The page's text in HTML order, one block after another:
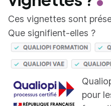
Ces vignettes sont
Que signifient-elles ?
pour